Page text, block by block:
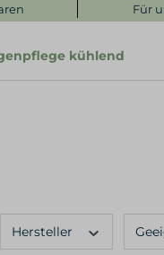
Für
kühlend
Hersteller